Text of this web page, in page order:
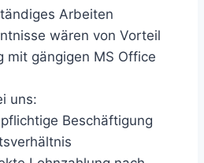
Arbeiten
wären von Vorteil
mit gängigen MS Office
uns:
Beschäftigung